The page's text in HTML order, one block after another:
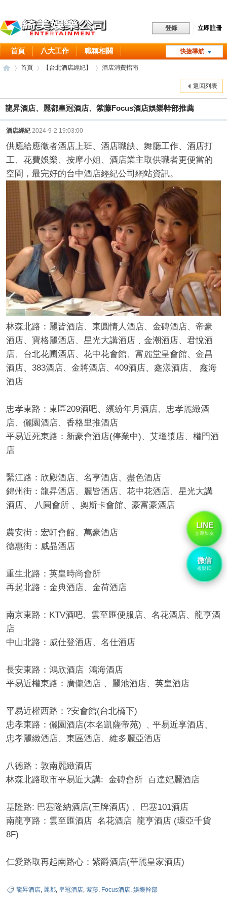
登錄 立即註冊
快捷導航
首頁 八大工作
職稱相關
工作職缺
綺
酒
紀
»
首頁
›
【台北酒店經紀】 酒店消費指南
返回列表
龍昇酒店、麗都皇冠酒店、紫藤Focus酒店娛樂幹部推薦
酒店經紀 2024-9-2 19:03:00
供應給應徵者酒店上班、酒店職缺、舞廳工作、酒店打
工、花費娛樂、按摩小姐、酒店業主取供職者更便當的
空間，最完好的台中酒店經紀公司網站資訊。
林森北路：麗皆酒店、東圓情人酒店、金磚酒店、帝豪
酒店、寶格麗酒店、星光大講酒店﹑金潮酒店、君悅酒
店、台北花圃酒店、花中花會館、富麗堂皇會館、金昌
酒店、383酒店、金將酒店、409酒店、鑫漾酒店、 鑫海
酒店
忠孝東路：東區209酒吧、繽紛年月酒店、忠孝麗緻酒
店、儷園酒店、香格里推酒店
平易近死東路：新豪會酒店(停業中)、艾瓊漿店、權門酒
店
緊江路：欣殿酒店、名亨酒店、盡色酒店
錦州街：龍昇酒店、麗皆酒店、花中花酒店、星光大講
酒店、 八圓會所 、奧斯卡會館、豪富豪酒店
農安街：宏軒會館、萬豪酒店
德惠街：威晶酒店
重生北路：英皇時尚會所
再起北路：金典酒店、金荷酒店
南京東路：KTV酒吧、雲至匯便服店、名花酒店、龍亨酒
店
中山北路：威仕登酒店、名仕酒店
長安東路：鴻欣酒店 鴻海酒店
平易近權東路：廣儱酒店 、麗池酒店、英皇酒店
平易近權西路：?安會館(台北橋下)
忠孝東路：儷園酒店(本名凱薩帝苑) ﹑平易近享酒店、
忠孝麗緻酒店、東區酒店、維多麗亞酒店
八德路：敦南麗緻酒店
林森北路取市平易近大講: 金磚會所 百達妃麗酒店
基隆路: 巴塞隆納酒店(王牌酒店) 、巴塞101酒店
南龍亨路：雲至匯酒店 名花酒店 龍亨酒店 (環亞千貨
8F)
仁愛路取再起南路心：紫爵酒店(華麗皇家酒店)
龍昇酒店, 麗都, 皇冠酒店, 紫藤, Focus酒店, 娛樂幹部
LINE
立即加友
微信
複製ID